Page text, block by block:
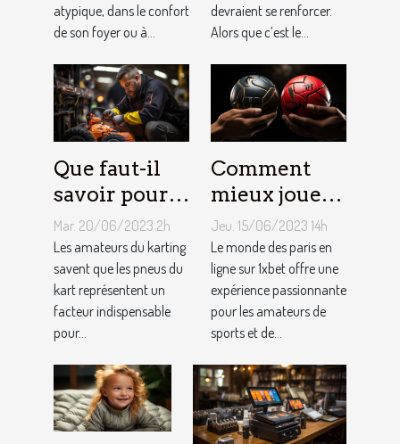
atypique, dans le confort
de son foyer ou à...
devraient se renforcer.
Alors que c’est le...
Que faut-il
savoir pour
un meilleur
ajustement
de la
pression des
pneus de
Kart ?
Mar. 20/06/2023 2h
Les amateurs du karting
savent que les pneus du
kart représentent un
facteur indispensable
pour...
Comment
mieux jouer
pour gagner
au jeu
1XBET ?
Jeu. 15/06/2023 14h
Le monde des paris en
ligne sur 1xbet offre une
expérience passionnante
pour les amateurs de
sports et de...